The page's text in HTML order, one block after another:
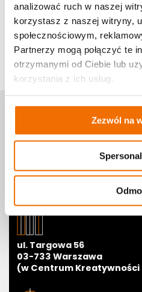
analizować ruch w naszej
korzystasz z naszej witryny,
społecznościowym,
Partnerzy mogą połączyć te
otrzymanymi od Ciebie lub
korzystania z ich usług.
Zezwól na
Oprowadzanie po
FabLabie
Witaj w FabLabie
email:
ul. Targowa 56
03-733 Warszawa
(w Centrum